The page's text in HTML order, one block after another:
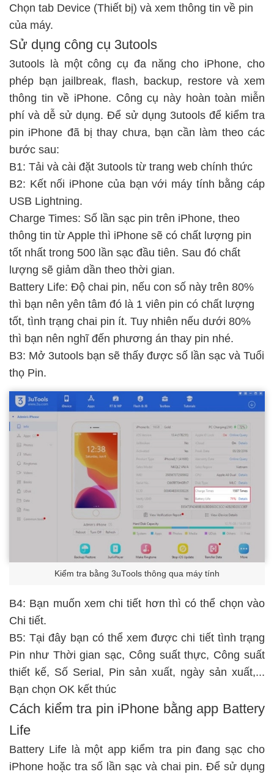
Chọn tab Device (Thiết bị) và xem thông tin về pin
của máy.
Sử dụng công cụ 3utools
3utools là một công cụ đa năng cho iPhone, cho
phép bạn jailbreak, flash, backup, restore và xem
thông tin về iPhone. Công cụ này hoàn toàn miễn
phí và dễ sử dụng. Để sử dụng 3utools để kiểm tra
pin iPhone đã bị thay chưa, bạn cần làm theo các
bước sau:
B1: Tải và cài đặt 3utools từ trang web chính thức
B2: Kết nối iPhone của bạn với máy tính bằng cáp
USB Lightning.
Charge Times: Số lần sạc pin trên iPhone, theo
thông tin từ Apple thì iPhone sẽ có chất lượng pin
tốt nhất trong 500 lần sạc đầu tiên. Sau đó chất
lượng sẽ giảm dần theo thời gian.
Battery Life: Độ chai pin, nếu con số này trên 80%
thì bạn nên yên tâm đó là 1 viên pin có chất lượng
tốt, tình trạng chai pin ít. Tuy nhiên nếu dưới 80%
thì bạn nên nghĩ đến phương án thay pin nhé.
B3: Mở 3utools bạn sẽ thấy được số lần sạc và Tuổi
thọ Pin.
Kiểm tra bằng 3uTools thông qua máy tính
B4: Bạn muốn xem chi tiết hơn thì có thể chọn vào
Chi tiết.
B5: Tại đây bạn có thể xem được chi tiết tình trạng
Pin như Thời gian sạc, Công suất thực, Công suất
thiết kế, Số Serial, Pin sản xuất, ngày sản xuất,...
Bạn chọn OK kết thúc
Cách kiểm tra pin iPhone bằng app Battery
Life
Battery Life là một app kiểm tra pin đang sạc cho
iPhone hoặc tra số lần sạc và chai pin. Để sử dụng